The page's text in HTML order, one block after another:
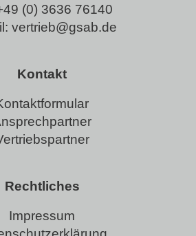
(0) 3636 76140
vertrieb@gsab.de
Kontakt
Rechtliches
Impressum